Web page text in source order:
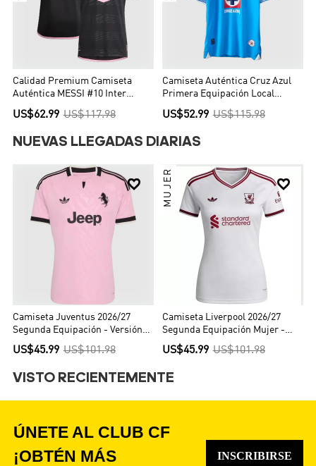
Calidad Premium Camiseta
Auténtica MESSI #10 Inter
Miami CF Segunda Equipación
Visitante Hombre - Versión
US$62.99 US$117.98
Camiseta Auténtica Cruz Azul
Primera Equipación Local
Hombre - Versión Jugador
US$52.99 US$115.98
NUEVAS LLEGADAS DIARIAS

Camiseta Juventus 2026/27
Segunda Equipación - Versión
Hincha
US$45.99 US$101.98

MUJER
Camiseta Liverpool 2026/27
Segunda Equipación Mujer -
Versión Hincha
US$45.99 US$101.98
VISTO RECIENTEMENTE
ÚNETE AL CLUB CF
¡OBTÉN MÁS
INSCRIBIRSE